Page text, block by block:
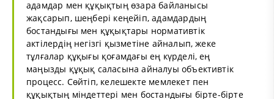
адамдар мен құқықтың өзара байланысы
жақсарып, шеңбері кеңейіп, адамдардың
бостандығы мен құқықтары нормативтік
актілердің негізгі қызметіне айналып, жеке
тұлғалар құқығы қоғамдағы ең күрделі, ең
маңызды құқық саласына айналуы объективтік
процесс. Сөйтіп, келешекте мемлекет пен
құқықтың міндеттері мен бостандығы бірте-бірте